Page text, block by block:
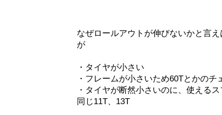
なぜロールアウトが伸びないかと言
が
・タイヤが小さい
・フレームが小さいため60Tとかの
・タイヤが断然小さいのに、使える
同じ11T、13T